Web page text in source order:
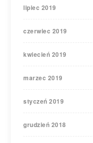
lipiec 2019
czerwiec 2019
kwiecień 2019
marzec 2019
styczeń 2019
grudzień 2018